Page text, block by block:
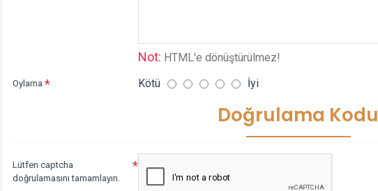
Not: HTML'e dönüştürülmez!
Oylama Kötü İyi
Doğrulama Kodu
Lütfen captcha
doğrulamasını tamamlayın.